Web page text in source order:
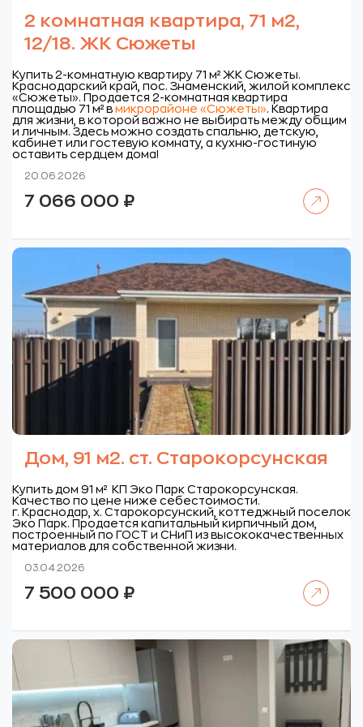
2 комнатная квартира, 71 м2,
12/18. ЖК Сюжеты
Купить 2-комнатную квартиру 71 м² ЖК Сюжеты.
Краснодарский край, пос. Знаменский, жилой комплекс
«Сюжеты». Продается 2-комнатная квартира
площадью 71 м² в микрорайоне «Сюжеты». Квартира
для жизни, в которой важно не выбирать между общим
и личным. Здесь можно создать спальню, детскую,
кабинет или гостевую комнату, а кухню-гостиную
оставить сердцем дома!
20.06.2026
7 066 000 ₽
Дом, 91 м2. ст. Старокорсунская
Купить дом 91 м² КП Эко Парк Старокорсунская.
Качество по цене ниже себестоимости.
г. Краснодар, х. Старокорсунский, коттеджный поселок
Эко Парк. Продается капитальный кирпичный дом,
построенный по ГОСТ и СНиП из высококачественных
материалов для собственной жизни.
03.04.2026
7 500 000 ₽